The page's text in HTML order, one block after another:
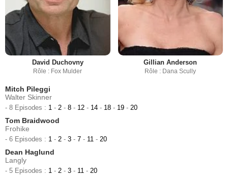
David Duchovny
Rôle : Fox Mulder
Gillian Anderson
Rôle : Dana Scully
Mitch Pileggi
Walter Skinner
- 8 Episodes : 1 - 2 - 8 - 12 - 14 - 18 - 19 - 20
Tom Braidwood
Frohike
- 6 Episodes : 1 - 2 - 3 - 7 - 11 - 20
Dean Haglund
Langly
- 5 Episodes : 1 - 2 - 3 - 11 - 20